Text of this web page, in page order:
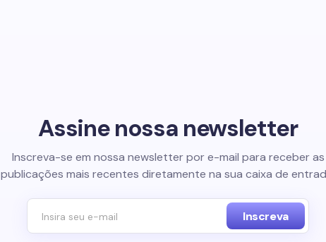
Assine nossa newsletter
Inscreva-se em nossa newsletter por e-mail para receber as
publicações mais recentes diretamente na sua caixa de
Inscreva